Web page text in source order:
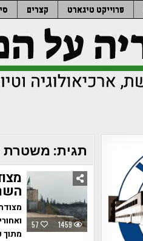
פרוייקט טיגארט קצרים
תגית: משטרת
57 1459
מתוך